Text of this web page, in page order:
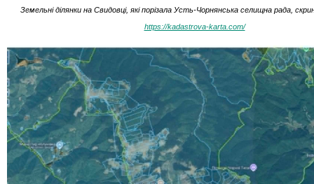
Земельні ділянки на Свидовці, які порізала Усть-Чорнянська селищна рада,
https://kadastrova-karta.com/